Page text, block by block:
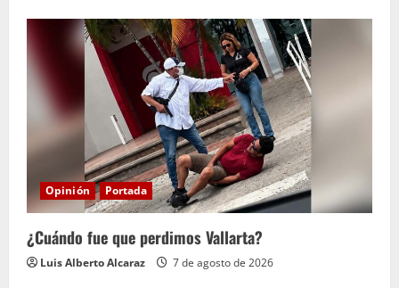
Opinión Portada
¿Cuándo fue que perdimos Vallarta?
Luis Alberto Alcaraz 7 de agosto de 2026